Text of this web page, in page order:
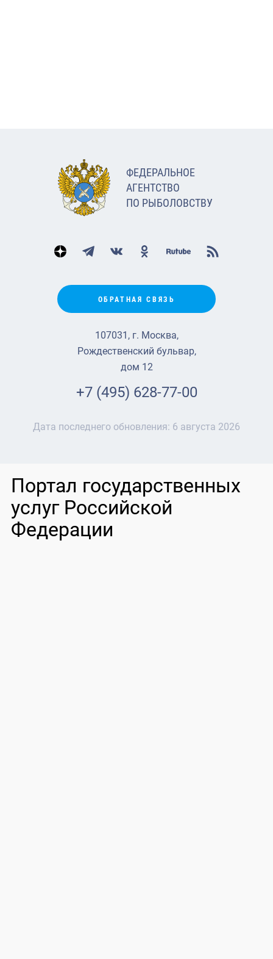
ФЕДЕРАЛЬНОЕ
АГЕНТСТВО
ПО РЫБОЛОВСТВУ
ОБРАТНАЯ СВЯЗЬ
107031, г. Москва,
Рождественский бульвар,
дом 12
+7 (495) 628-77-00
Дата последнего обновления: 6 августа 2026
Портал государственных
услуг Российской
Федерации